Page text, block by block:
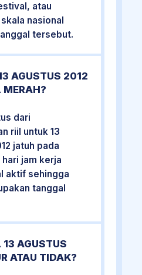
atau
nasional
tersebut.
AGUSTUS 2012
MERAH?
dari
riil untuk 13
jatuh pada
jam kerja
aktif sehingga
tanggal
13 AGUSTUS
ATAU TIDAK?